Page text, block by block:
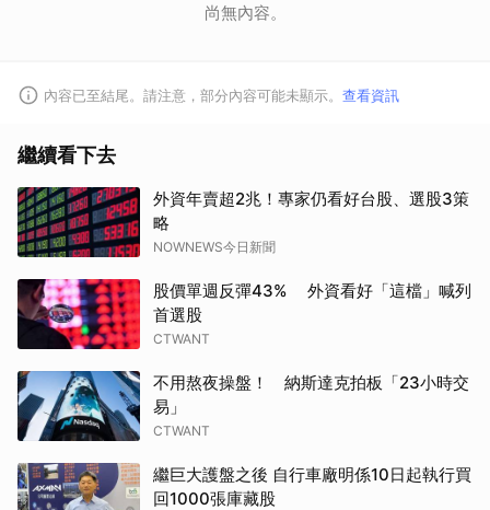
尚無內容。
內容已至結尾。請注意，部分內容可能未顯示。 查看資訊
繼續看下去
外資年賣超2兆！專家仍看好台股、選股3策
略
NOWNEWS今日新聞
股價單週反彈43% 外資看好「這檔」喊列
首選股
CTWANT
不用熬夜操盤！ 納斯達克拍板「23小時交
易」
CTWANT
繼巨大護盤之後 自行車廠明係10日起執行買
回1000張庫藏股